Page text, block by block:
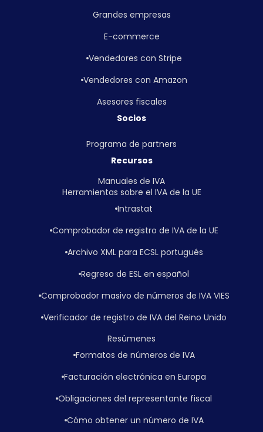
Grandes empresas
E-commerce
Vendedores con Stripe
Vendedores con Amazon
Asesores fiscales
Socios
Programa de partners
Recursos
Manuales de IVA
Herramientas sobre el IVA de la UE
Intrastat
Comprobador de registro de IVA de la UE
Archivo XML para ECSL portugués
Regreso de ESL en español
Comprobador masivo de números de IVA VIES
Verificador de registro de IVA del Reino Unido
Resúmenes
Formatos de números de IVA
Facturación electrónica en Europa
Obligaciones del representante fiscal
Cómo obtener un número de IVA